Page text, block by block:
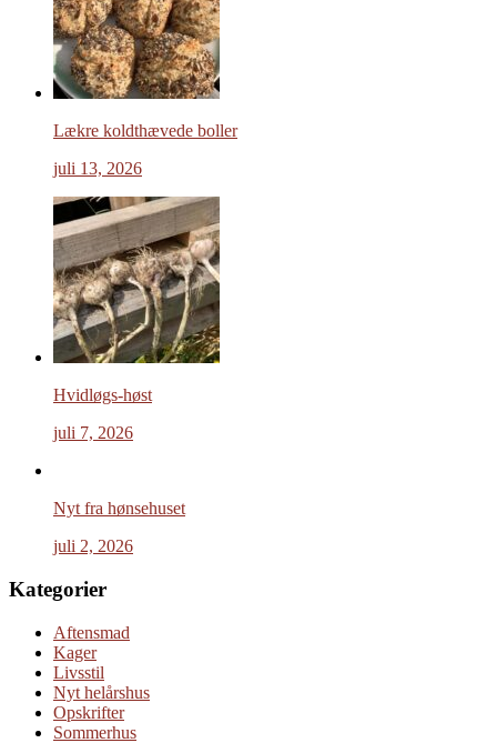
Lækre koldthævede boller
juli 13, 2026
Hvidløgs-høst
juli 7, 2026
Nyt fra hønsehuset
juli 2, 2026
Kategorier
Aftensmad
Kager
Livsstil
Nyt helårshus
Opskrifter
Sommerhus